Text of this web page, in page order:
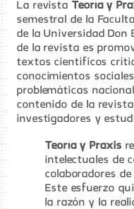
La revista Teoría y
semestral de la
de la Universidad Don
de la revista es
textos científicos
conocimientos
problemáticas
contenido de la
investigadores y
Teoría y Praxis
intelectuales de
colaboradores
Este esfuerzo
la razón y la